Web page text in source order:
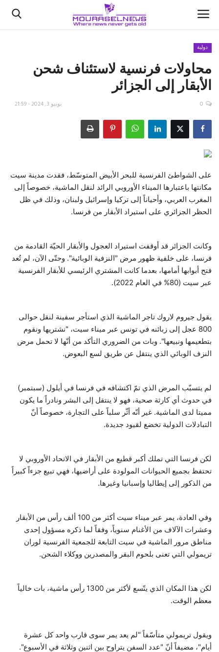
الأخبار
كتّابنا
اقتصاد
رياضة
فيديو
حياة
دولية
محاولات فرنسية لاستئناف شحن
الأبقار إلى الجزائر
يونيو 3, 2024 - 21:59 0
على الشواطئ الفرنسية للبحر الأبيض المتوسّط، فقدت مدينة سيت
مكانتها باعتبارها الميناء الأوروبي الرائد لنقل الماشية، خصوصاً إلى
المغرب العربي، وأحياناً إلى تركيا وإسرائيل ولبنان، وذلك في ظل
الحظر الجزائري على استيراد الأبقار من فرنسا.
وكانت الجزائر قد أوقفت استيراد العجول والأبقار الحيّة القادمة من
فرنسا، على خلفية ظهور مرض "النزفية الوبائية". وحتّى الآن، لم تُعد
فتح أبوابها أمامها، بعدما كانت المشتري الرئيسي للأبقار الفرنسية
عبر سيت (80% في العام 2022).
يقول جيروم لاروك تاجر الماشية الذي استأجر سفينة لنقل حوالى
800 عجل إلى زبائنه في تونس عبر ميناء سيت، "نشتريها ونقوم
بتطعيمها ونبيعها". وبات من الضروري التأكد من أنّها لا تحمل مرض
النزف الوبائي الذي ينتقل عن طريق لسع البعوض.
لم يتسبّب المرض الذي تمّ اكتشافه في فرنسا في أيلول (سبتمبر)
في حدوث أي كارثة صحية، فهو لا ينتقل إلى البشر ونادراً ما يكون
مميتا لدى الماشية. غير أنّه أثّر سلباً على التجارة، خصوصاً أنّ
التبادلات الدولية تخضع لقيود جديدة.
لكن فرنسا التي تملك أكبر قطيع من الأبقار في الاتحاد الأوروبي لا
تحتفظ بجميع الحيوانات المولودة على أراضيها، فهي تبيع جزءاً كبيراً
من الذكور إلى إيطاليا وإسبانيا وغيرها.
وفي العادة، يمر عبر ميناء سيت أكثر من 100 ألف رأس من الأبقار
وعشرات الآلاف من الأغنام سنوياً، وفقاً لما ذكره مسؤول إحدى
مناطق مرور الماشية في سيت التابعة للجمعية الفرنسية لوران
تريمولي التي تعنى بلحوم البقر والمصدرين ووكلاء الشحن.
لكن هذا المكان الذي يتّسع لأكثر من 1300 رأس ماشية، بات خالياً
معظم الوقت.
ويقول تريمولي متأسّفاً "لم يعد يمر سوى قارب واحد كل عشرة
أيام"، مضيفاً أنّ "عدد السفن يتراوح بين اثنين وثلاثة في الأسبوع".